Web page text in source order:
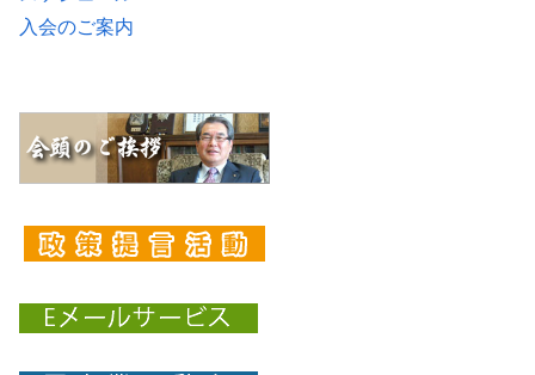
入会のご案内